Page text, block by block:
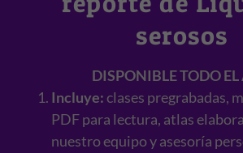
serosos
DISPONIBLE TODO
Incluye:clases pregrabadas,
PDF para lectura, atlas
nuestro equipo y asesoría